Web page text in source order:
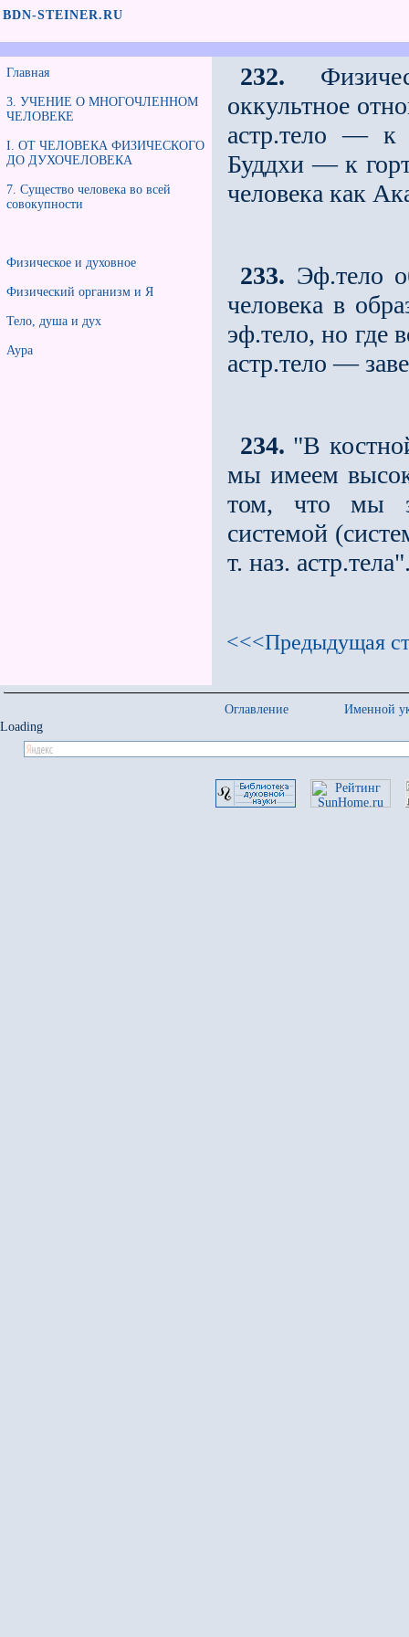
BDN-STEINER.RU
Главная
3. УЧЕНИЕ О МНОГОЧЛЕННОМ
ЧЕЛОВЕКЕ
I. ОТ ЧЕЛОВЕКА ФИЗИЧЕСКОГО
ДО ДУХОЧЕЛОВЕКА
7. Существо человека во всей
совокупности
Физическое и духовное
Физический организм и Я
Тело, душа и дух
Аура
232.
оккультное
астр.тело —
Буддхи — к
человека как
233. Эф.тело
человека в
эф.тело, но где
астр.тело —
234. "В
мы имеем
том, что мы
системой
т. наз.
<<<Предыдущая
Оглавление
Именной
Loading